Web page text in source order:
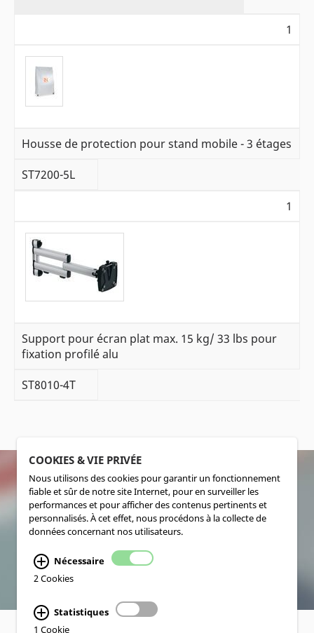
1
Housse de protection pour stand mobile - 3 étages
ST7200-5L
1
Support pour écran plat max. 15 kg/ 33 lbs pour
fixation profilé alu
ST8010-4T
SOCIALMEDIA
COOKIES & VIE PRIVÉE
Nous utilisons des cookies pour garantir un fonctionnement
fiable et sûr de notre site Internet, pour en surveiller les
performances et pour afficher des contenus pertinents et
personnalisés. À cet effet, nous procédons à la collecte de
données concernant nos utilisateurs.
Nécessaire
2 Cookies
Statistiques
1 Cookie